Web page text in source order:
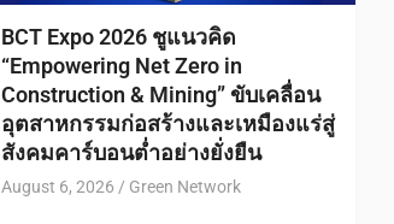
BCT Expo 2026 ชูแนวคิด
“Empowering Net Zero in
Construction & Mining” ขับเคลื่อน
อุตสาหกรรมก่อสร้างและเหมืองแร่สู่
สังคมคาร์บอนต่ำอย่างยั่งยืน
August 6, 2026 Green Network